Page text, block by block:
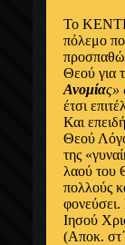
Το
πόλεμο
Θεού για
Ανομίας»
έτσι
Και
Θεού
της
λαού του
πολλούς
φονεύσει.
Ιησού
(Αποκ.